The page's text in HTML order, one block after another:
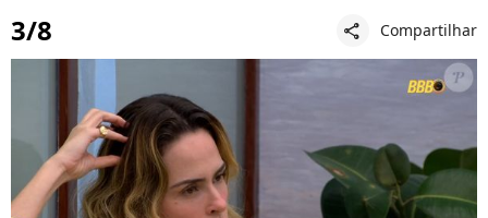
3/8 share Compartilhar